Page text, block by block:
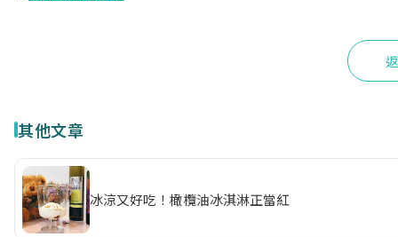
其他文章
冰涼又好吃！橄欖油冰淇淋正當紅